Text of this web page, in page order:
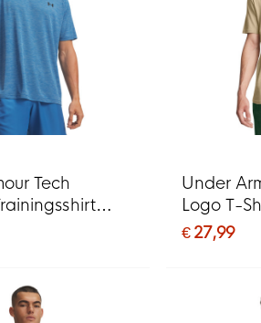
Tech
Under
Logo T-
€ 27,99